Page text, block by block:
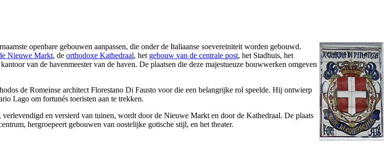
openbare gebouwen aanpassen, die onder de Italiaanse soevereiniteit worden gebouwd.
Nieuwe Markt, de orthodoxe Kathedraal, het gebouw van de centrale post, het Stadhuis, het
van de havenmeester van de haven. De plaatsen die deze majestueuze bouwwerken omgeven
de Romeinse architect Florestano Di Fausto voordie een belangrijke rol speelde. Hij ontwierp
Lago om fortunés toeristen aan te trekken.
verlevendigd en versierd van tuinen, wordt door de Nieuwe Markt en door de Kathedraal. De plaats
hergroepeert gebouwen van oostelijke gotische stijl, en het theater.